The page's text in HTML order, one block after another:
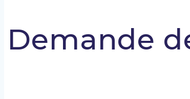
Demande